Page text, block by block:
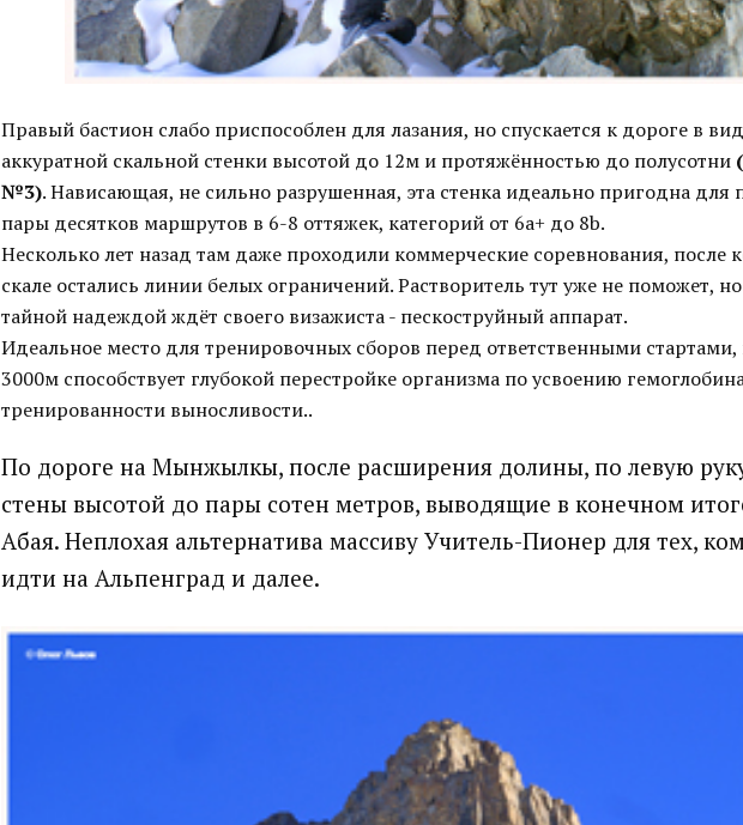
Правый бастион слабо приспособлен для лазания, но спускается к дороге в
аккуратной скальной стенки высотой до 12м и протяжённостью до полусотни
№3). Нависающая, не сильно разрушенная, эта стенка идеально пригодна для
пары десятков маршрутов в 6-8 оттяжек, категорий от 6a+ до 8b.
Несколько лет назад там даже проходили коммерческие соревнования, после
скале остались линии белых ограничений. Растворитель тут уже не поможет, но
тайной надеждой ждёт своего визажиста - пескоструйный аппарат.
Идеальное место для тренировочных сборов перед ответственными стартами,
3000м способствует глубокой перестройке организма по усвоению
тренированности выносливости..
По дороге на Мынжылкы, после расширения долины, по левую
стены высотой до пары сотен метров, выводящие в конечном
Абая. Неплохая альтернатива массиву Учитель-Пионер для тех,
идти на Альпенград и далее.